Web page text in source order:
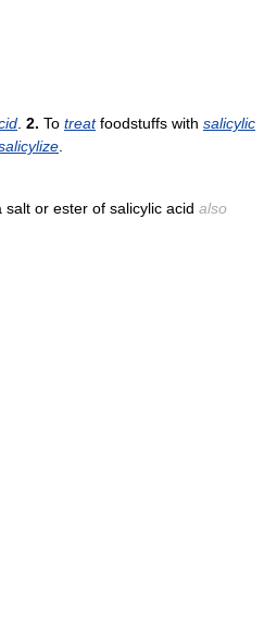
2. To treatfoodstuffs with salicylic
salt or ester of salicylic acid also